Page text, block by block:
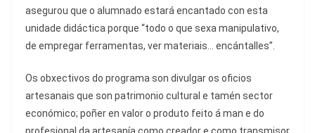
asegurou que o alumnado estará encantado con esta
unidade didáctica porque “todo o que sexa manipulativo,
de empregar ferramentas, ver materiais… encántalles”.
Os obxectivos do programa son divulgar os oficios
artesanais que son patrimonio cultural e tamén sector
económico; poñer en valor o produto feito á man e do